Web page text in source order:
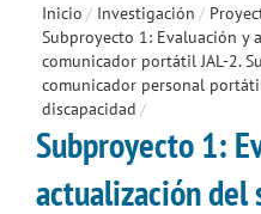
Inicio / Investigación /
Subproyecto 1: Evaluación y
comunicador portátil JAL-2.
comunicador personal
discapacidad /
Subproyecto 1:
actualización